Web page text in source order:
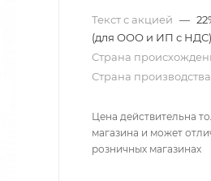
Текст с акцией —
(для ООО и ИП с НДС)
Страна
Страна производства
Цена действительна
магазина и может
розничных магазинах